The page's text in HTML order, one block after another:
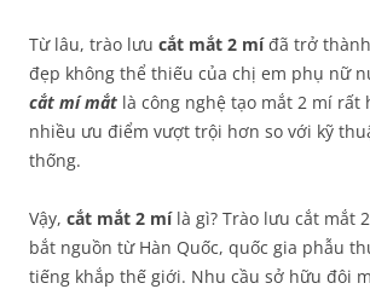
Từ lâu, trào lưu cắt mắt 2 míđã trở
đẹp không thể thiếu của chị em phụ nữ
cắt mí mắt là công nghệ tạo mắt 2 mí rất
nhiều ưu điểm vượt trội hơn so với kỹ
thống.
Vậy, cắt mắt 2 mílà gì? Trào lưu cắt mắt
bắt nguồn từ Hàn Quốc, quốc gia phẫu
tiếng khắp thế giới. Nhu cầu sở hữu đôi